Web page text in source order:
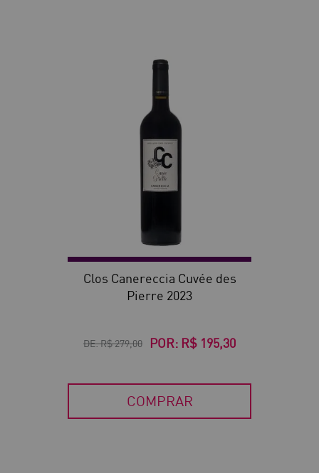
Clos Canereccia Cuvée des
Pierre 2023
DE:R$ 279,00 POR: R$ 195,30
COMPRAR